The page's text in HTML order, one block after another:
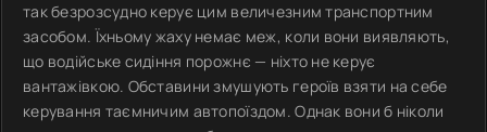
так безрозсудно керує цим величезним транспортним
засобом. Їхньому жаху немає меж, коли вони виявляють,
що водійське сидіння порожнє — ніхто не керує
вантажівкою. Обставини змушують героїв взяти на себе
керування таємничим автопоїздом. Однак вони б ніколи